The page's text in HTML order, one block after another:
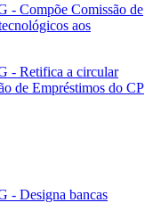
Compõe Comissão de
aos
- Retifica a circular
de Empréstimos do CP
Designa bancas